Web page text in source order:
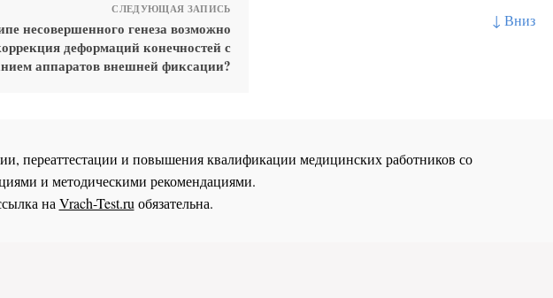
↓ Вниз
СЛЕДУЮЩАЯ ЗАПИСЬ
несовершенного генеза возможно
деформаций конечностей с
аппаратов внешней фиксации?
переаттестации и повышения квалификации медицинских работников со
и методическими рекомендациями.
на Vrach-Test.ru обязательна.